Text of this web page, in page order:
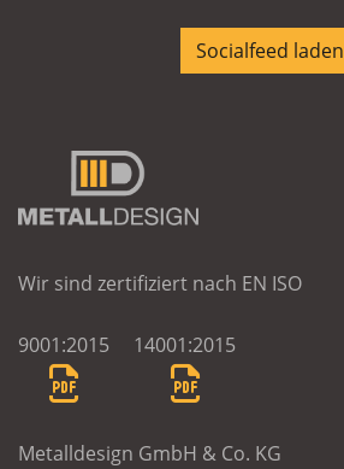
Socialfeed laden
Wir sind zertifiziert nach EN ISO
9001:2015 14001:2015
Metalldesign GmbH & Co. KG